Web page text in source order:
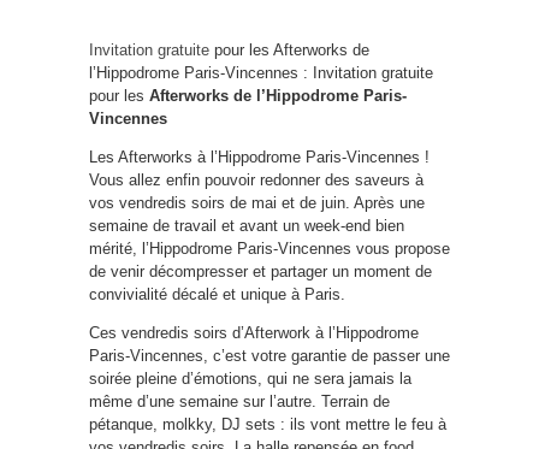
Invitation gratuite pour les Afterworks de
l’Hippodrome Paris-Vincennes : Invitation gratuite
pour les Afterworks de l’Hippodrome Paris-
Vincennes
Les Afterworks à l’Hippodrome Paris-Vincennes !
Vous allez enfin pouvoir redonner des saveurs à
vos vendredis soirs de mai et de juin. Après une
semaine de travail et avant un week-end bien
mérité, l’Hippodrome Paris-Vincennes vous propose
de venir décompresser et partager un moment de
convivialité décalé et unique à Paris.
Ces vendredis soirs d’Afterwork à l’Hippodrome
Paris-Vincennes, c’est votre garantie de passer une
soirée pleine d’émotions, qui ne sera jamais la
même d’une semaine sur l’autre. Terrain de
pétanque, molkky, DJ sets : ils vont mettre le feu à